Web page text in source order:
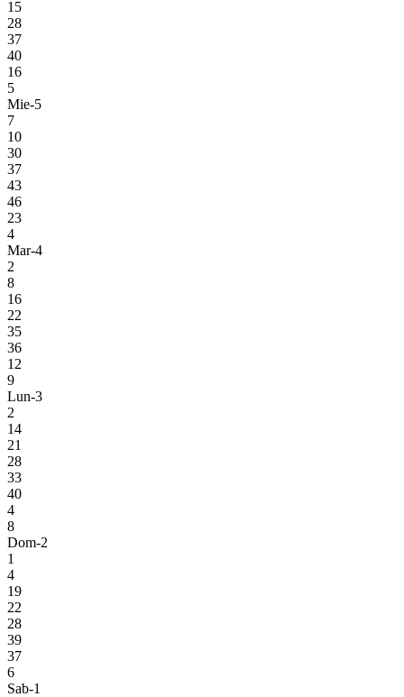
15
28
37
40
16
5
Mie-5
7
10
30
37
43
46
23
4
Mar-4
2
8
16
22
35
36
12
9
Lun-3
2
14
21
28
33
40
4
8
Dom-2
1
4
19
22
28
39
37
6
Sab-1